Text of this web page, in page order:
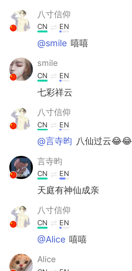
八寸信仰
CN EN
@smile 嘻嘻
smile
CN EN
七彩祥云
八寸信仰
CN EN
@言寺昀 八仙过云😂😂
言寺昀
CN EN
天庭有神仙成亲
八寸信仰
CN EN
@Alice 嘻嘻
Alice